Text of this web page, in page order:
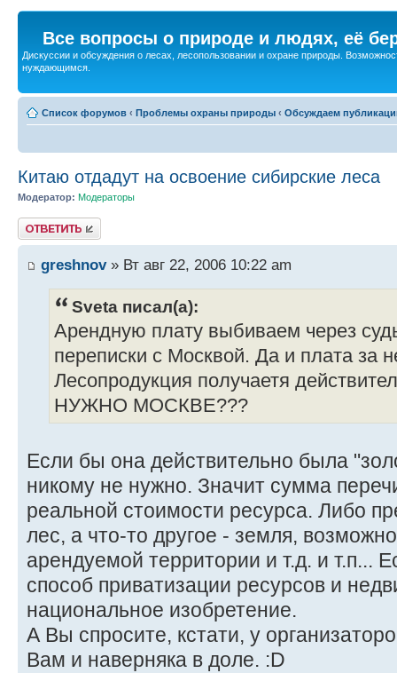
Все вопросы о природе и людях, её
Дискуссии и обсуждения о лесах, лесопользовании и охране природы.
нуждающимся.
Список форумов ‹ Проблемы охраны природы ‹ Обсуждаем
Китаю отдадут на освоение сибирские леса
Модератор: Модераторы
Ответить
greshnov» Вт авг 22, 2006 10:22 am
Sveta писал(а):
Арендную плату выбиваем через
переписки с Москвой. Да и плата за
Лесопродукция получаетя
НУЖНО МОСКВЕ???
Если бы она действительно была
никому не нужно. Значит сумма
реальной стоимости ресурса. Либо
лес, а что-то другое - земля,
арендуемой территории и т.д. и т.п...
способ приватизации ресурсов и
национальное изобретение.
А Вы спросите, кстати, у
Вам и наверняка в доле. :D